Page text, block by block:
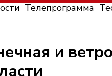
Телепрограмма
и